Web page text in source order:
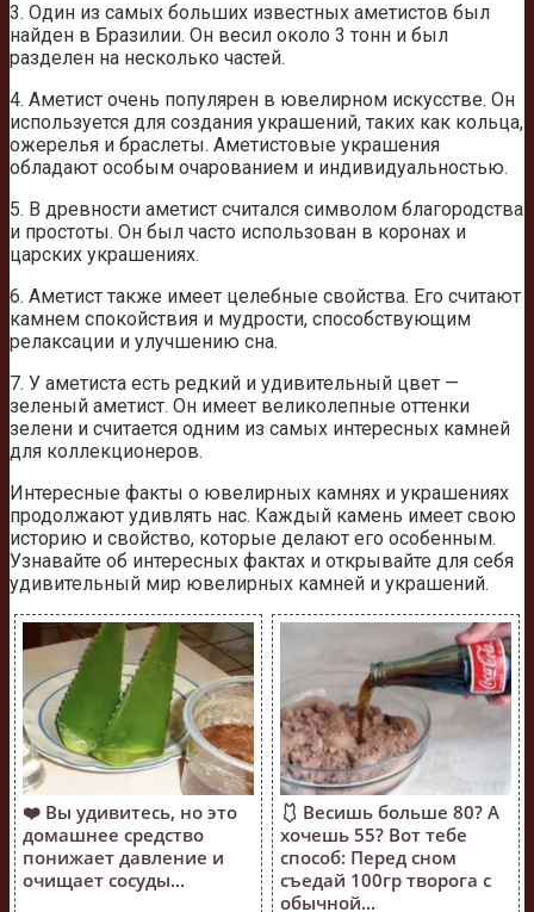
3. Один из самых больших известных аметистов был
найден в Бразилии. Он весил около 3 тонн и был
разделен на несколько частей.
4. Аметист очень популярен в ювелирном искусстве. Он
используется для создания украшений, таких как кольца,
ожерелья и браслеты. Аметистовые украшения
обладают особым очарованием и индивидуальностью.
5. В древности аметист считался символом благородства
и простоты. Он был часто использован в коронах и
царских украшениях.
6. Аметист также имеет целебные свойства. Его считают
камнем спокойствия и мудрости, способствующим
релаксации и улучшению сна.
7. У аметиста есть редкий и удивительный цвет —
зеленый аметист. Он имеет великолепные оттенки
зелени и считается одним из самых интересных камней
для коллекционеров.
Интересные факты о ювелирных камнях и украшениях
продолжают удивлять нас. Каждый камень имеет свою
историю и свойство, которые делают его особенным.
Узнавайте об интересных фактах и открывайте для себя
удивительный мир ювелирных камней и украшений.
❤️ Вы удивитесь, но это
домашнее средство
понижает давление и
очищает сосуды...
🩱 Весишь больше 80? А
хочешь 55? Вот тебе
способ: Перед сном
съедай 100гр творога с
обычной...